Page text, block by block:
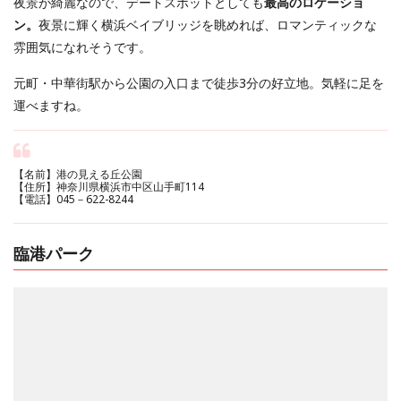
ン。 夜景に輝く横浜ベイブリッジを眺めれば、ロマンティックな
雰囲気になれそうです。
元町・中華街駅から公園の入口まで徒歩3分の好立地。気軽に足を
運べますね。
【名前】港の見える丘公園
【住所】神奈川県横浜市中区山手町114
【電話】045－622-8244
臨港パーク